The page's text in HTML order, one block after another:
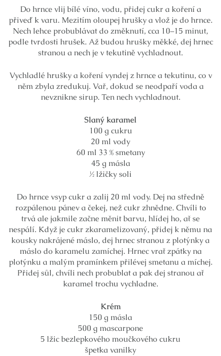
Do hrnce vlij bílé víno, vodu, přidej cukr a koření a
přiveď k varu. Mezitím oloupej hrušky a vlož je do hrnce.
Nech lehce probublávat do změknutí, cca 10–15 minut,
podle tvrdosti hrušek. Až budou hrušky měkké, dej hrnec
stranou a nech je v tekutině vychladnout.
Vychladlé hrušky a koření vyndej z hrnce a tekutinu, co v
něm zbyla zredukuj. Vař, dokud se neodpaří voda a
nevznikne sirup. Ten nech vychladnout.
Slaný karamel
100 g cukru
20 ml vody
60 ml 33 % smetany
45 g másla
½ lžičky soli
Do hrnce vsyp cukr a zalij 20 ml vody. Dej na středně
rozpálenou pánev a čekej, než cukr zhnědne. Chvíli to
trvá ale jakmile začne měnit barvu, hlídej ho, ať se
nespálí. Když je cukr zkaramelizovaný, přidej k němu na
kousky nakrájené máslo, dej hrnec stranou z plotýnky a
máslo do karamelu zamíchej. Hrnec vrať zpátky na
plotýnku a malým pramínkem přilévej smetanu a míchej.
Přidej sůl, chvíli nech probublat a pak dej stranou ať
karamel trochu vychladne.
Krém
150 g másla
500 g mascarpone
5 lžic bezlepkového moučkového cukru
špetka vanilky